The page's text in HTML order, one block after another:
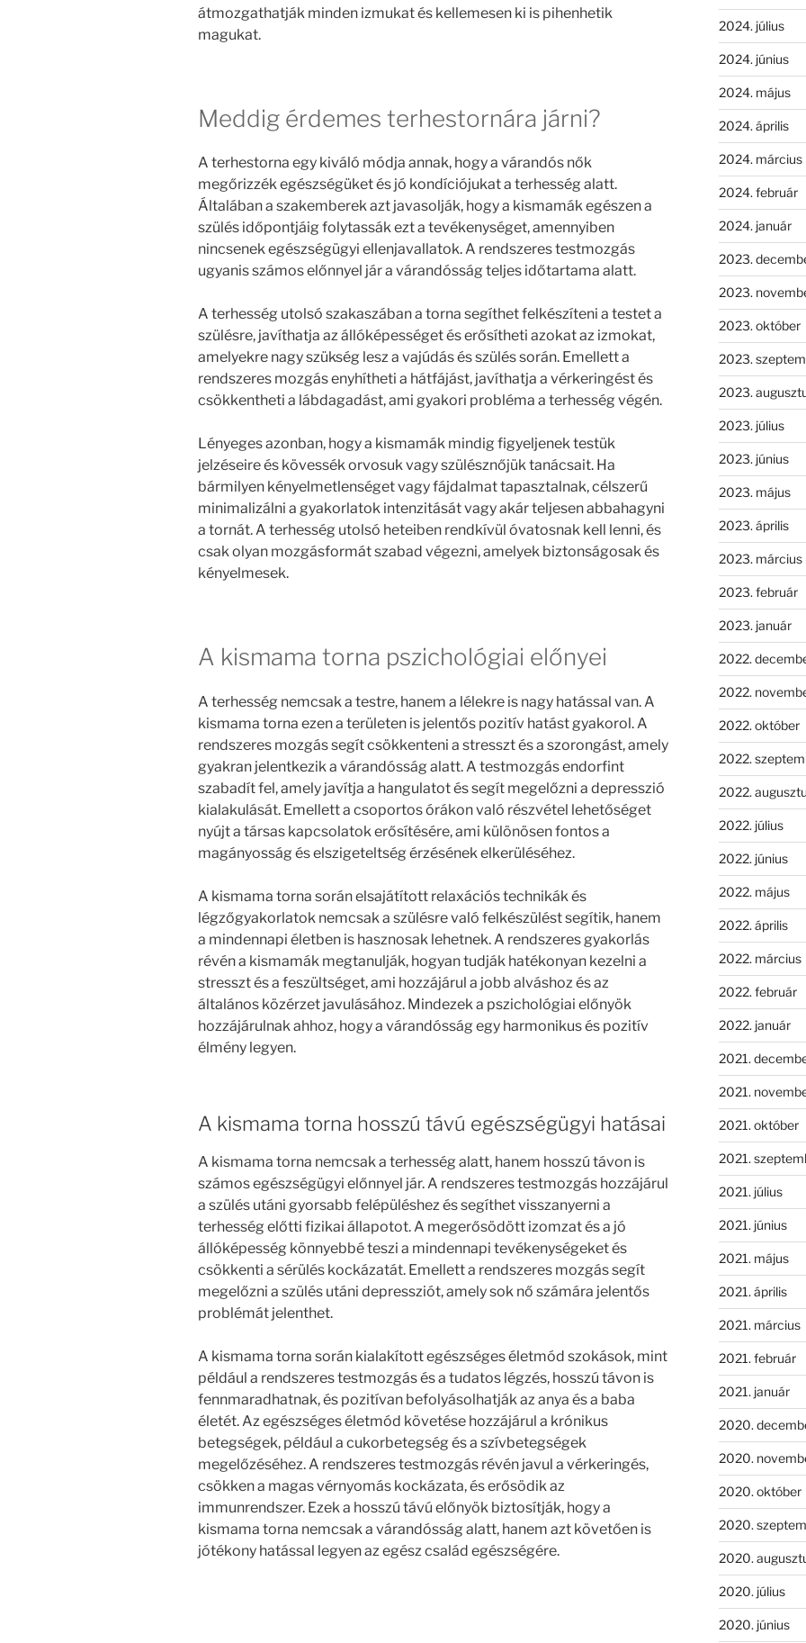
átmozgathatják minden izmukat és kellemesen ki is pihenhetik
magukat.
Meddig érdemes terhestornára járni?
A terhestorna egy kiváló módja annak, hogy a várandós nők
megőrizzék egészségüket és jó kondíciójukat a terhesség alatt.
Általában a szakemberek azt javasolják, hogy a kismamák egészen a
szülés időpontjáig folytassák ezt a tevékenységet, amennyiben
nincsenek egészségügyi ellenjavallatok. A rendszeres testmozgás
ugyanis számos előnnyel jár a várandósság teljes időtartama alatt.
A terhesség utolsó szakaszában a torna segíthet felkészíteni a testet a
szülésre, javíthatja az állóképességet és erősítheti azokat az izmokat,
amelyekre nagy szükség lesz a vajúdás és szülés során. Emellett a
rendszeres mozgás enyhítheti a hátfájást, javíthatja a vérkeringést és
csökkentheti a lábdagadást, ami gyakori probléma a terhesség végén.
Lényeges azonban, hogy a kismamák mindig figyeljenek testük
jelzéseire és kövessék orvosuk vagy szülésznőjük tanácsait. Ha
bármilyen kényelmetlenséget vagy fájdalmat tapasztalnak, célszerű
minimalizálni a gyakorlatok intenzitását vagy akár teljesen abbahagyni
a tornát. A terhesség utolsó heteiben rendkívül óvatosnak kell lenni, és
csak olyan mozgásformát szabad végezni, amelyek biztonságosak és
kényelmesek.
A kismama torna pszichológiai előnyei
A terhesség nemcsak a testre, hanem a lélekre is nagy hatással van. A
kismama torna ezen a területen is jelentős pozitív hatást gyakorol. A
rendszeres mozgás segít csökkenteni a stresszt és a szorongást, amely
gyakran jelentkezik a várandósság alatt. A testmozgás endorfint
szabadít fel, amely javítja a hangulatot és segít megelőzni a depresszió
kialakulását. Emellett a csoportos órákon való részvétel lehetőséget
nyújt a társas kapcsolatok erősítésére, ami különösen fontos a
magányosság és elszigeteltség érzésének elkerüléséhez.
A kismama torna során elsajátított relaxációs technikák és
légzőgyakorlatok nemcsak a szülésre való felkészülést segítik, hanem
a mindennapi életben is hasznosak lehetnek. A rendszeres gyakorlás
révén a kismamák megtanulják, hogyan tudják hatékonyan kezelni a
stresszt és a feszültséget, ami hozzájárul a jobb alváshoz és az
általános közérzet javulásához. Mindezek a pszichológiai előnyök
hozzájárulnak ahhoz, hogy a várandósság egy harmonikus és pozitív
élmény legyen.
A kismama torna hosszú távú egészségügyi hatásai
A kismama torna nemcsak a terhesség alatt, hanem hosszú távon is
számos egészségügyi előnnyel jár. A rendszeres testmozgás hozzájárul
a szülés utáni gyorsabb felépüléshez és segíthet visszanyerni a
terhesség előtti fizikai állapotot. A megerősödött izomzat és a jó
állóképesség könnyebbé teszi a mindennapi tevékenységeket és
csökkenti a sérülés kockázatát. Emellett a rendszeres mozgás segít
megelőzni a szülés utáni depressziót, amely sok nő számára jelentős
problémát jelenthet.
A kismama torna során kialakított egészséges életmód szokások, mint
például a rendszeres testmozgás és a tudatos légzés, hosszú távon is
fennmaradhatnak, és pozitívan befolyásolhatják az anya és a baba
életét. Az egészséges életmód követése hozzájárul a krónikus
betegségek, például a cukorbetegség és a szívbetegségek
megelőzéséhez. A rendszeres testmozgás révén javul a vérkeringés,
csökken a magas vérnyomás kockázata, és erősödik az
immunrendszer. Ezek a hosszú távú előnyök biztosítják, hogy a
kismama torna nemcsak a várandósság alatt, hanem azt követően is
jótékony hatással legyen az egész család egészségére.
2024. július
2024. június
2024. május
2024. április
2024. március
2024. február
2024. január
2023.
2023.
2023. október
2023.
2023.
2023. július
2023. június
2023. május
2023. április
2023. március
2023. február
2023. január
2022.
2022.
2022. október
2022.
2022.
2022. július
2022. június
2022. május
2022. április
2022. március
2022. február
2022. január
2021.
2021.
2021. október
2021.
2021. július
2021. június
2021. május
2021. április
2021. március
2021. február
2021. január
2020.
2020.
2020. október
2020.
2020.
2020. július
2020. június